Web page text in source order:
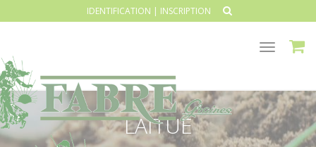
IDENTIFICATION | INSCRIPTION
Toggle
LAITUE